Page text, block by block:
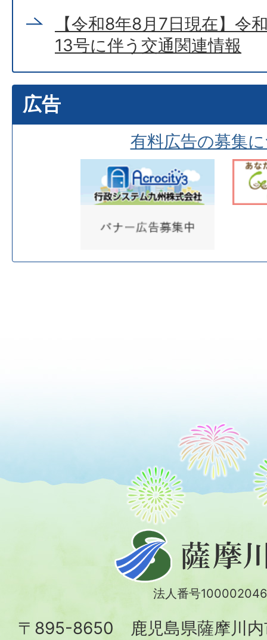
【令和8年8月7日現在】令
13号に伴う交通関連情報
広告
有料広告の募集
摩
川
法人番号
〒895-8650 鹿児島県薩摩川内